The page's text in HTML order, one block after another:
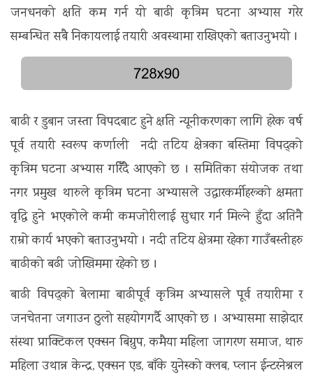
जनधनको क्षति कम गर्न यो बाढी कृत्रिम घटना अभ्यास गरेर
सम्बन्धित सबै निकायलाई तयारी अवस्थामा राखिएको बताउनुभयो ।
बाढी र डुबान जस्ता विपदबाट हुने क्षति न्यूनीकरणका लागि हरेक वर्ष
पूर्व तयारी स्वरूप कर्णाली नदी तटिय क्षेत्रका बस्तिमा विपद्को
कृत्रिम घटना अभ्यास गरिँदै आएको छ । समितिका संयोजक तथा
नगर प्रमुख थारुले कृत्रिम घटना अभ्यासले उद्धारकर्मीहरूको क्षमता
वृद्धि हुने भएकोले कमी कमजोरीलाई सुधार गर्न मिल्ने हुँदा अतिनै
राम्रो कार्य भएको बताउनुभयो । नदी तटिय क्षेत्रमा रहेका गाउँबस्तीहरु
बाढीको बढी जोखिममा रहेको छ ।
बाढी विपद्को बेलामा बाढीपूर्व कृत्रिम अभ्यासले पूर्व तयारीमा र
जनचेतना जगाउन ठुलो सहयोगगर्दै आएको छ । अभ्यासमा साझेदार
संस्था प्राक्टिकल एक्सन बिग्रुप, कमैया महिला जागरण समाज, थारु
महिला उथान्न केन्द्र, एक्सन एड, बाँके युनेस्को क्लब, प्लान ईन्टरनेश्नल